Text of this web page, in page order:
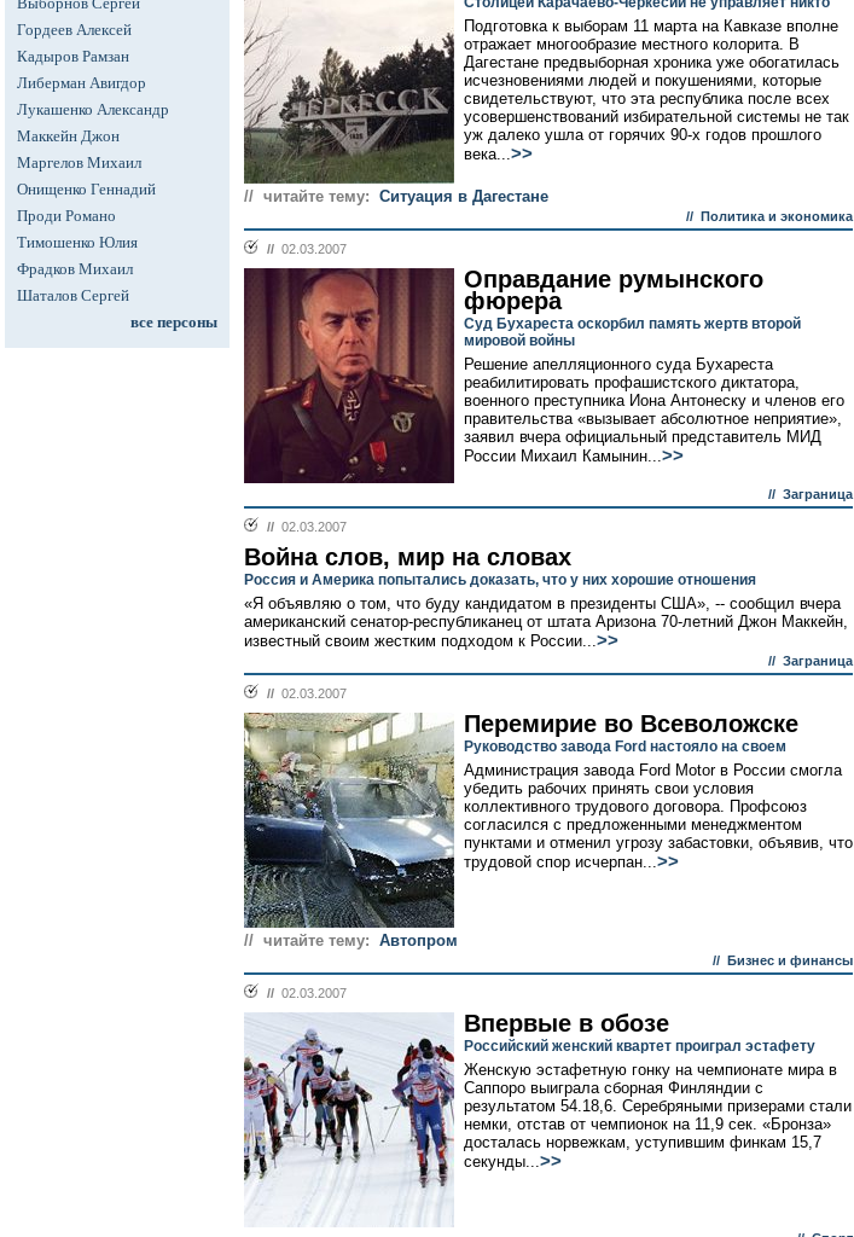
Гордеев Алексей
Кадыров Рамзан
Либерман Авигдор
Лукашенко Александр
Маккейн Джон
Маргелов Михаил
Онищенко Геннадий
Проди Романо
Тимошенко Юлия
Фрадков Михаил
Шаталов Сергей
все персоны
Подготовка к выборам 11 марта на Кавказе вполне
отражает многообразие местного колорита. В
Дагестане предвыборная хроника уже обогатилась
исчезновениями людей и покушениями, которые
свидетельствуют, что эта республика после всех
усовершенствований избирательной системы не так
уж далеко ушла от горячих 90-х годов прошлого
века...>>
// читайте тему: Ситуация в Дагестане
// Политика и экономика
// 02.03.2007
Оправдание румынского
фюрера
Суд Бухареста оскорбил память жертв второй
мировой войны
Решение апелляционного суда Бухареста
реабилитировать профашистского диктатора,
военного преступника Иона Антонеску и членов его
правительства «вызывает абсолютное неприятие»,
заявил вчера официальный представитель МИД
России Михаил Камынин...>>
// Заграница
// 02.03.2007
Война слов, мир на словах
Россия и Америка попытались доказать, что у них хорошие отношения
«Я объявляю о том, что буду кандидатом в президенты США», -- сообщил вчера
американский сенатор-республиканец от штата Аризона 70-летний Джон Маккейн,
известный своим жестким подходом к России...>>
// Заграница
// 02.03.2007
Перемирие во Всеволожске
Руководство завода Ford настояло на своем
Администрация завода Ford Motor в России смогла
убедить рабочих принять свои условия
коллективного трудового договора. Профсоюз
согласился с предложенными менеджментом
пунктами и отменил угрозу забастовки, объявив, что
трудовой спор исчерпан...>>
// читайте тему: Автопром
// Бизнес и финансы
// 02.03.2007
Впервые в обозе
Российский женский квартет проиграл эстафету
Женскую эстафетную гонку на чемпионате мира в
Саппоро выиграла сборная Финляндии с
результатом 54.18,6. Серебряными призерами стали
немки, отстав от чемпионок на 11,9 сек. «Бронза»
досталась норвежкам, уступившим финкам 15,7
секунды...>>